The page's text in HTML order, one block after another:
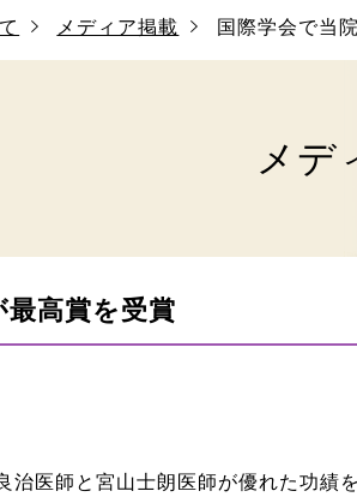
メディア掲載 国際学会で当
メデ
最高賞を受賞
医師と宮山士朗医師が優れた功績